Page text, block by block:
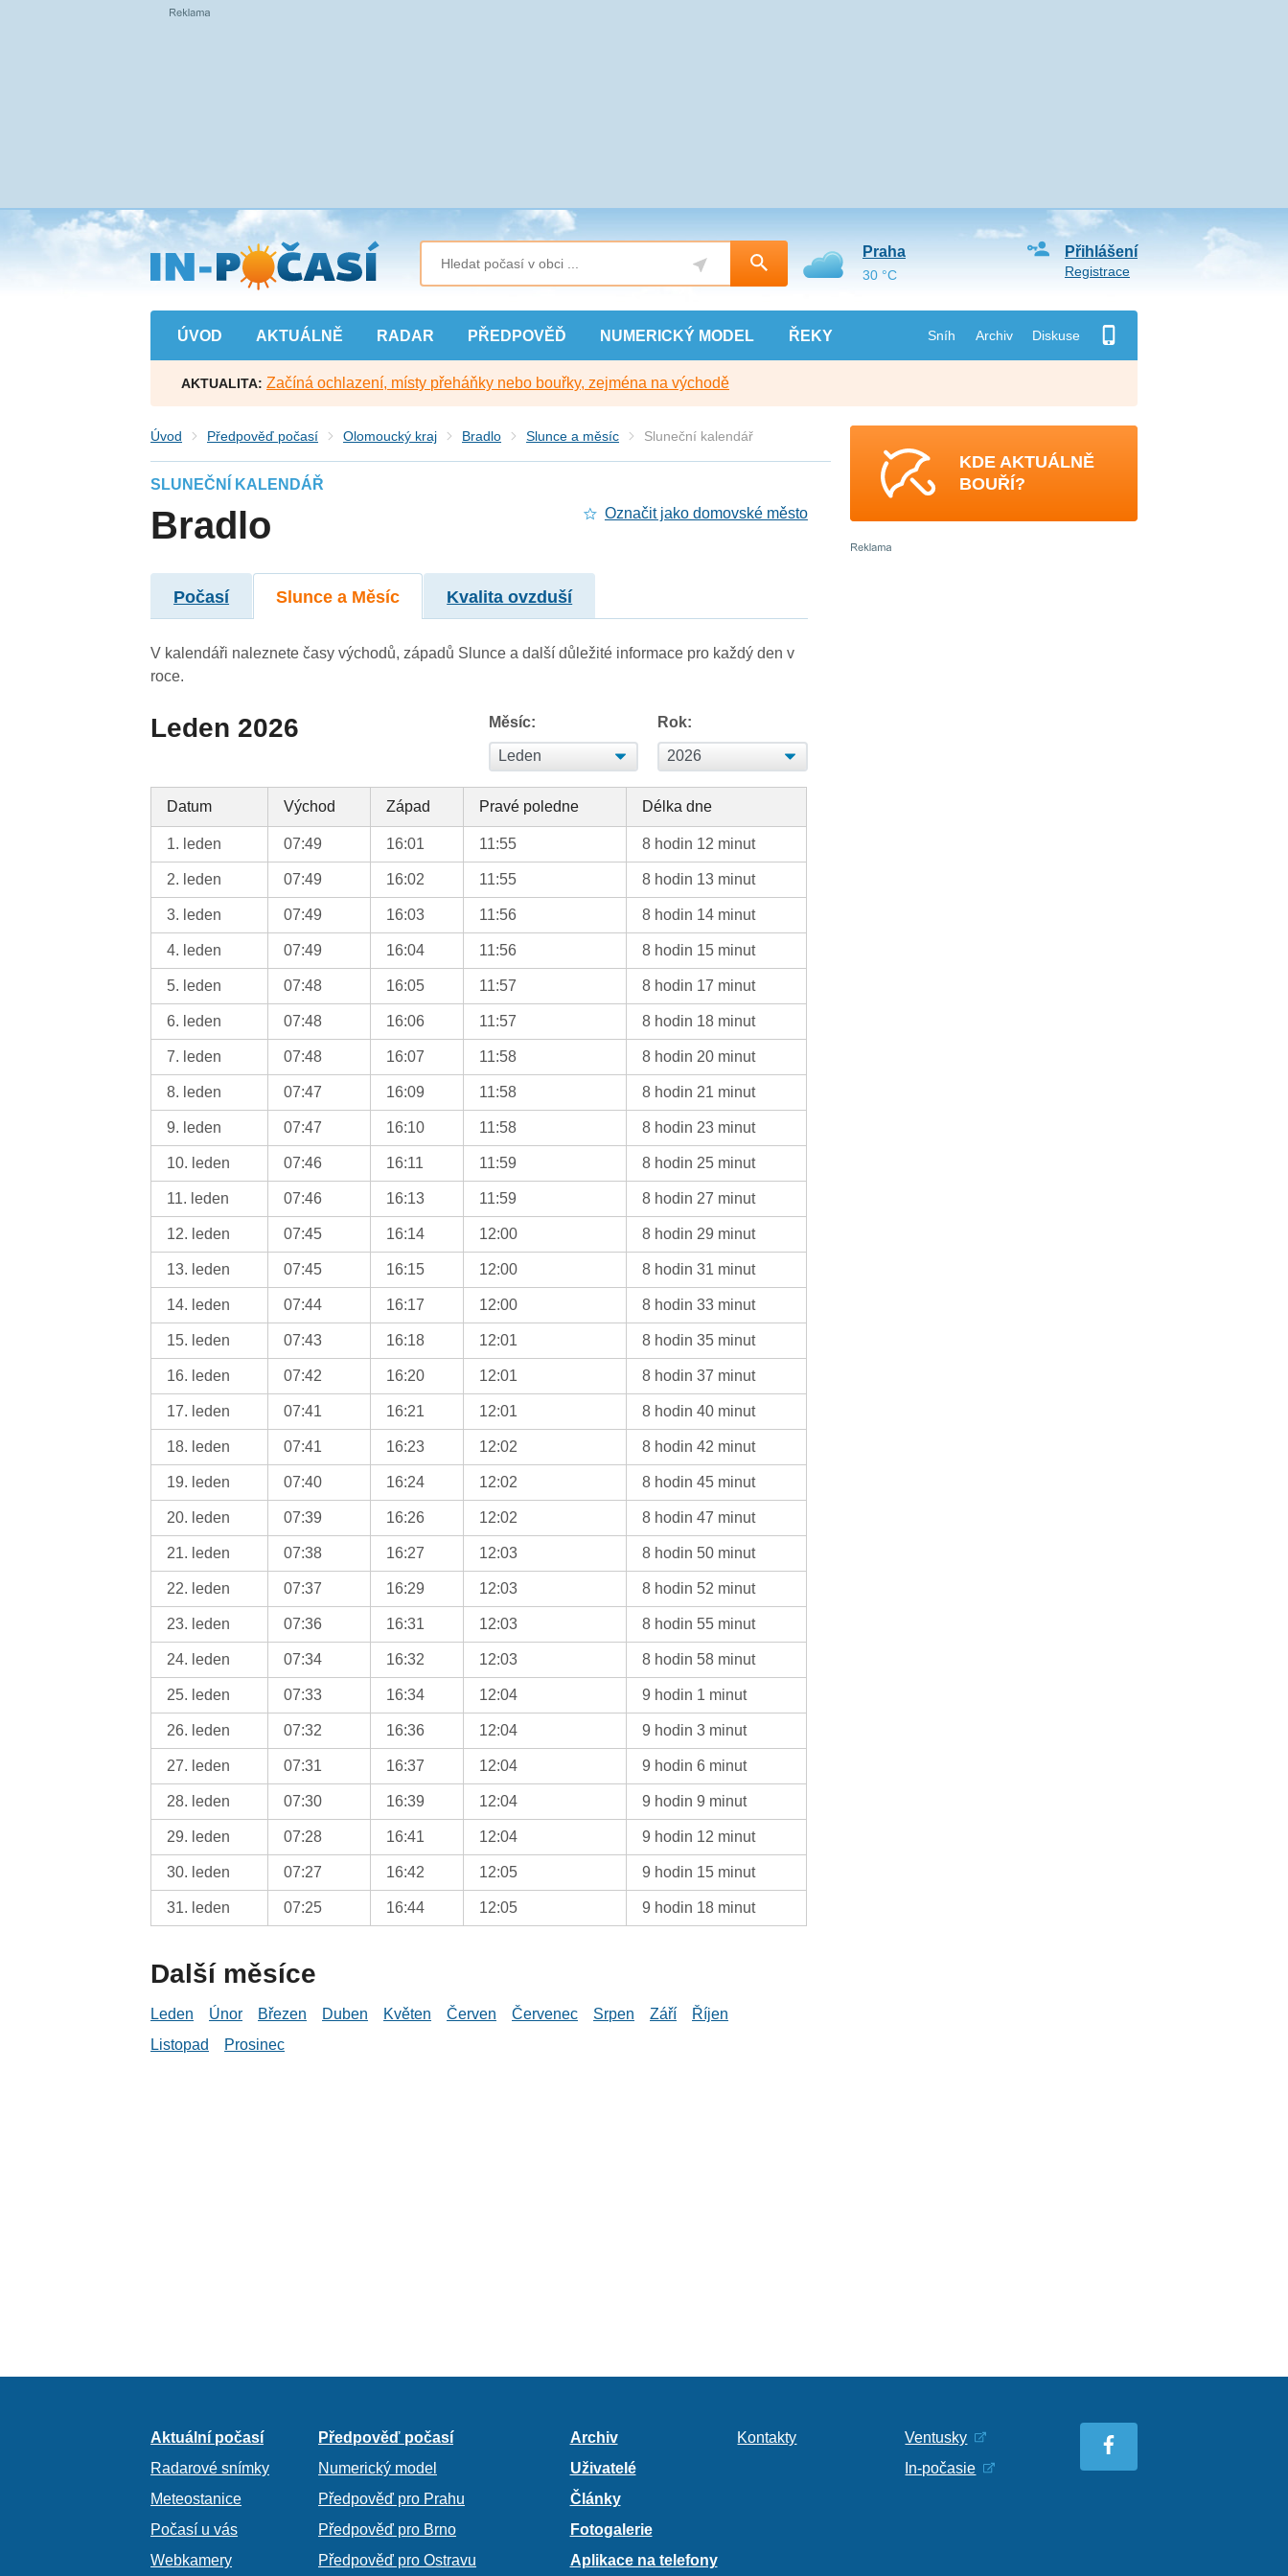
Přejít
na
hlavní
obsah
ÚVOD AKTUÁLNĚ RADAR PŘEDPOVĚĎ NUMERICKÝ MODEL ŘEKY Sníh Archiv Diskuse
Přihlášení
Registrace
Praha
30 °C
AKTUALITA: Začíná ochlazení, místy přeháňky nebo bouřky, zejména na východě
Úvod Předpověď počasí Olomoucký kraj Bradlo Slunce a měsíc Sluneční kalendář
SLUNEČNÍ KALENDÁŘ
Bradlo Označit jako domovské město
Počasí Slunce a Měsíc Kvalita ovzduší
V kalendáři naleznete časy východů, západů Slunce a další důležité informace pro každý den v
roce.
Leden 2026 Měsíc: Rok:
Datum Východ Západ Pravé poledne Délka dne
1. leden 07:49 16:01 11:55 8 hodin 12 minut
2. leden 07:49 16:02 11:55 8 hodin 13 minut
3. leden 07:49 16:03 11:56 8 hodin 14 minut
4. leden 07:49 16:04 11:56 8 hodin 15 minut
5. leden 07:48 16:05 11:57 8 hodin 17 minut
6. leden 07:48 16:06 11:57 8 hodin 18 minut
7. leden 07:48 16:07 11:58 8 hodin 20 minut
8. leden 07:47 16:09 11:58 8 hodin 21 minut
9. leden 07:47 16:10 11:58 8 hodin 23 minut
10. leden 07:46 16:11 11:59 8 hodin 25 minut
11. leden 07:46 16:13 11:59 8 hodin 27 minut
12. leden 07:45 16:14 12:00 8 hodin 29 minut
13. leden 07:45 16:15 12:00 8 hodin 31 minut
14. leden 07:44 16:17 12:00 8 hodin 33 minut
15. leden 07:43 16:18 12:01 8 hodin 35 minut
16. leden 07:42 16:20 12:01 8 hodin 37 minut
17. leden 07:41 16:21 12:01 8 hodin 40 minut
18. leden 07:41 16:23 12:02 8 hodin 42 minut
19. leden 07:40 16:24 12:02 8 hodin 45 minut
20. leden 07:39 16:26 12:02 8 hodin 47 minut
21. leden 07:38 16:27 12:03 8 hodin 50 minut
22. leden 07:37 16:29 12:03 8 hodin 52 minut
23. leden 07:36 16:31 12:03 8 hodin 55 minut
24. leden 07:34 16:32 12:03 8 hodin 58 minut
25. leden 07:33 16:34 12:04 9 hodin 1 minut
26. leden 07:32 16:36 12:04 9 hodin 3 minut
27. leden 07:31 16:37 12:04 9 hodin 6 minut
28. leden 07:30 16:39 12:04 9 hodin 9 minut
29. leden 07:28 16:41 12:04 9 hodin 12 minut
30. leden 07:27 16:42 12:05 9 hodin 15 minut
31. leden 07:25 16:44 12:05 9 hodin 18 minut
Další měsíce
Leden Únor Březen Duben Květen Červen Červenec Srpen Září
Říjen
Listopad
Prosinec
KDE AKTUÁLNĚ
BOUŘÍ?
Aktuální počasí
Radarové snímky
Meteostanice
Počasí u vás
Webkamery
Předpověď počasí
Numerický model
Předpověď pro Prahu
Předpověď pro Brno
Předpověď pro Ostravu
Archiv
Uživatelé
Články
Fotogalerie
Aplikace na telefony
Kontakty
Ventusky
In-počasie